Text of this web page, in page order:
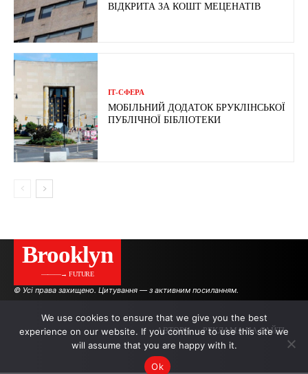
ВІДКРИТА ЗА КОШТ МЕЦЕНАТІВ
ІТ-СФЕРА
МОБІЛЬНИЙ ДОДАТОК БРУКЛІНСЬКОЇ
ПУБЛІЧНОЇ БІБЛІОТЕКИ
Brooklyn
———→ FUTURE
© Усі права захищено. Цитування — з активним посиланням.
АВТОРИ РЕКЛАМА НА САЙТІ
We use cookies to ensure that we give you the best
experience on our website. If you continue to use this site we
will assume that you are happy with it.
Ok